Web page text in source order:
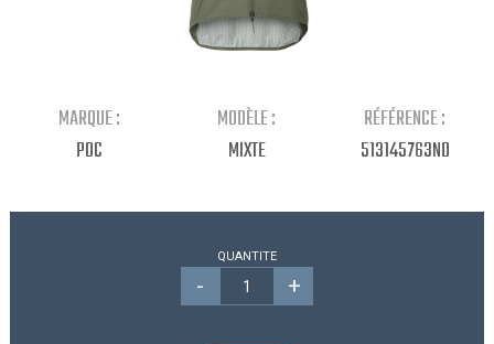
récent...
Continuer mes achats
MARQUE :
POC
MODÈLE :
MIXTE
RÉFÉRENCE :
513145763ND
QUANTITE
- +